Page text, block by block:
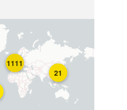
21
1111